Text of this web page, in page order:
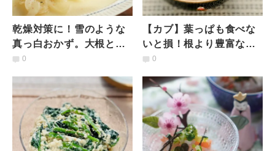
乾燥対策に！雪のような
真っ白おかず。大根と玉
ねぎの蒸し煮
0
【カブ】葉っぱも食べな
いと損！根より豊富な栄
養も丸ごといただく「み
方〉
0